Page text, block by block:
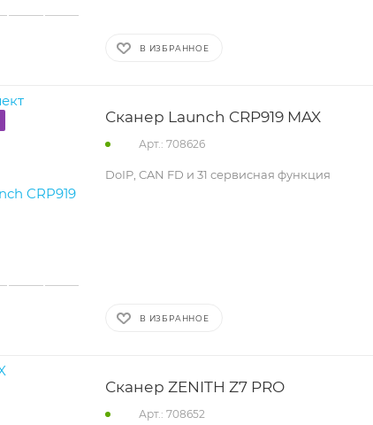
В ИЗБРАННОЕ
Сканер Launch CRP919 MAX
Арт.: 708626
DoIP, CAN FD и 31 сервисная функция
В ИЗБРАННОЕ
Сканер ZENITH Z7 PRO
Арт.: 708652